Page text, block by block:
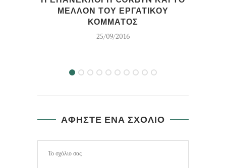
ΜΕΛΛΟΝ ΤΟΥ ΕΡΓΑΤΙΚΟΥ
ΚΟΜΜΑΤΟΣ
25/09/2016
ΑΦΗΣΤΕ ΕΝΑ ΣΧΟΛΙΟ